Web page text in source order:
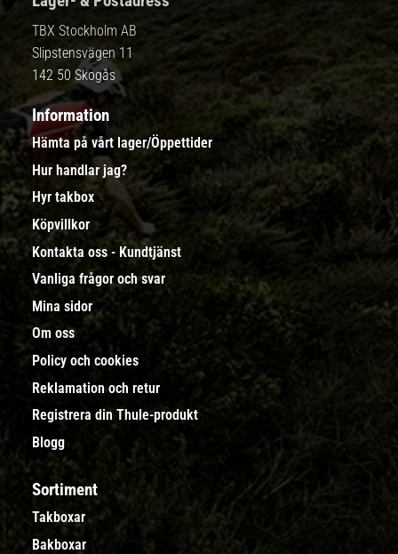
TBX Stockholm AB
Slipstensvägen 11
142 50 Skogås
Information
Hämta på vårt lager/Öppettider
Hur handlar jag?
Hyr takbox
Köpvillkor
Kontakta oss - Kundtjänst
Vanliga frågor och svar
Mina sidor
Om oss
Policy och cookies
Reklamation och retur
Registrera din Thule-produkt
Blogg
Sortiment
Takboxar
Bakboxar